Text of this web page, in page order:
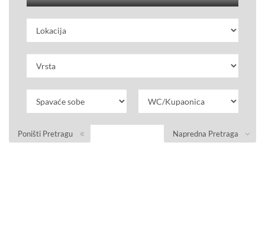
Napredna Pretraga
Poništi Pretragu